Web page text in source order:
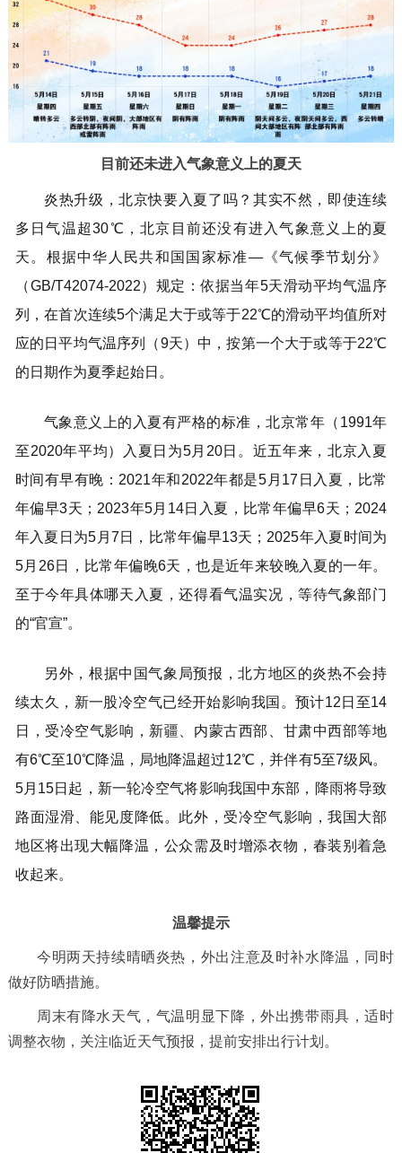
目前还未进入气象意义上的夏天
炎热升级，北京快要入夏了吗？其实不然，即使连续
多日气温超30℃，北京目前还没有进入气象意义上的夏
天。根据中华人民共和国国家标准—《气候季节划分》
（GB/T42074-2022）规定：依据当年5天滑动平均气温序
列，在首次连续5个满足大于或等于22℃的滑动平均值所对
应的日平均气温序列（9天）中，按第一个大于或等于22℃
的日期作为夏季起始日。
气象意义上的入夏有严格的标准，北京常年（1991年
至2020年平均）入夏日为5月20日。近五年来，北京入夏
时间有早有晚：2021年和2022年都是5月17日入夏，比常
年偏早3天；2023年5月14日入夏，比常年偏早6天；2024
年入夏日为5月7日，比常年偏早13天；2025年入夏时间为
5月26日，比常年偏晚6天，也是近年来较晚入夏的一年。
至于今年具体哪天入夏，还得看气温实况，等待气象部门
的“官宣”。
另外，根据中国气象局预报，北方地区的炎热不会持
续太久，新一股冷空气已经开始影响我国。预计12日至14
日，受冷空气影响，新疆、内蒙古西部、甘肃中西部等地
有6℃至10℃降温，局地降温超过12℃，并伴有5至7级风。
5月15日起，新一轮冷空气将影响我国中东部，降雨将导致
路面湿滑、能见度降低。此外，受冷空气影响，我国大部
地区将出现大幅降温，公众需及时增添衣物，春装别着急
收起来。
温馨提示
今明两天持续晴晒炎热，外出注意及时补水降温，同时
做好防晒措施。
周末有降水天气，气温明显下降，外出携带雨具，适时
调整衣物，关注临近天气预报，提前安排出行计划。